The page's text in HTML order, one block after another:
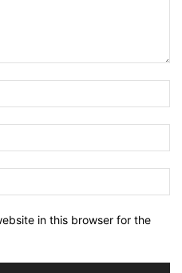
in this browser for the